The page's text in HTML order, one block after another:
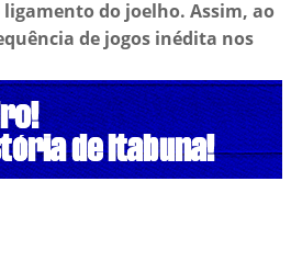
do joelho. Assim, ao
de jogos inédita nos